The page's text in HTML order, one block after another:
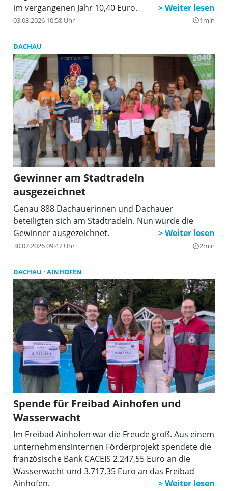
im vergangenen Jahr 10,40 Euro.
03.08.2026 10:58 Uhr query_builder1min
DACHAU
Gewinner am Stadtradeln
ausgezeichnet
Genau 888 Dachauerinnen und Dachauer
beteiligten sich am Stadtradeln. Nun wurde die
Gewinner ausgezeichnet.
30.07.2026 09:47 Uhr query_builder2min
DACHAU AINHOFEN
Spende für Freibad Ainhofen und
Wasserwacht
Im Freibad Ainhofen war die Freude groß. Aus einem
unternehmensinternen Förderprojekt spendete die
französische Bank CACEIS 2.247,55 Euro an die
Wasserwacht und 3.717,35 Euro an das Freibad
Ainhofen.